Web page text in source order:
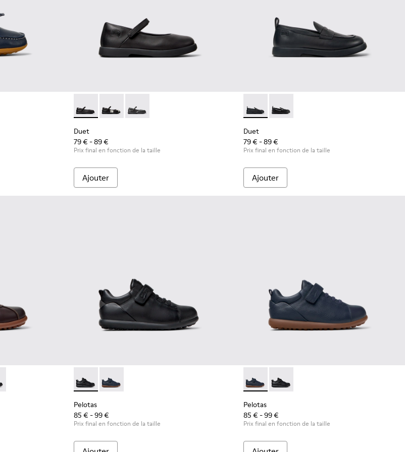
bateau en cuir bleu pour enfants.
Duet - K800549-003 - Ballerines en cuir noir pour enfants.
Duet - K800549-006
Duet - K800549-001
Duet
79 € - 89 €
Prix final en fonction de la taille
Ajouter
Duet - K800609-001 - Mocassins en cuir
Duet - K800609-003 - Chaussures
Duet
79 € - 89 €
Prix final en fonction de la taille
Ajouter
enfant.marron en cuir et textile pour enfants.
- Chaussures bleues en cuir et tissu pour enfant.
037
- 80353-009 - Chaussures noires en cuir et tissu pour enfants.
Pelotas - K800316-003 - Chaussures noires en cuir et tissu pour enfants.
Pelotas - K800316-004 - Chaussures bleues en cuir et textile pour enfants.
Pelotas
85 € - 99 €
Prix final en fonction de la taille
Pelotas - K800316-004 - Chaussures
Pelotas - K800316-003 -
Pelotas
85 € - 99 €
Prix final en fonction de la taille